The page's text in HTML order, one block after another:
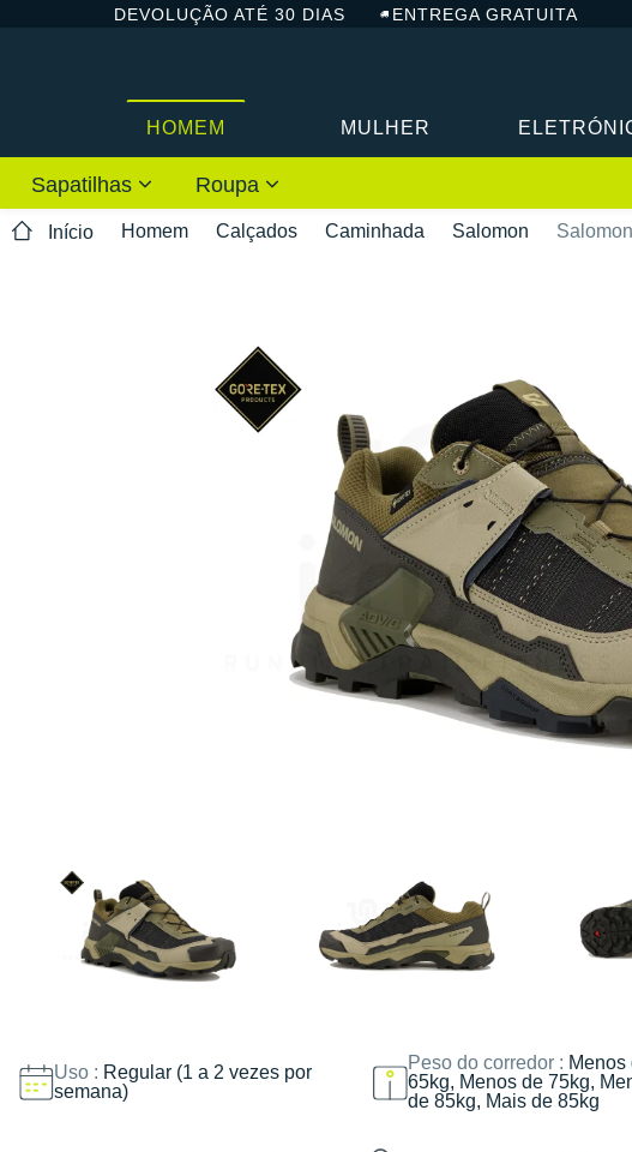
DEVOLUÇÃO ATÉ 30 DIAS ENTREGA GRATUITA
HOMEM MULHER
Sapatilhas Roupa
Início Homem Calçados Caminhada Salomon
Uso : Regular (1 a 2 vezes por
semana)
Peso do corredor : Menos
65kg, Menos de 75kg,
de 85kg, Mais de 85kg